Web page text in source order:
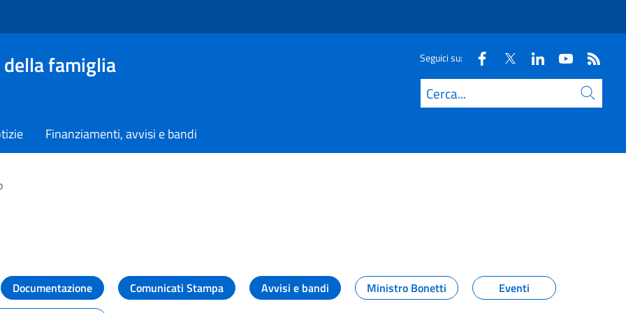
famiglia Seguici su:
Cerca
Finanziamenti, avvisi e bandi
dal Dipartimento
Documentazione Comunicati Stampa Avvisi e bandi Ministro Bonetti
Eventi